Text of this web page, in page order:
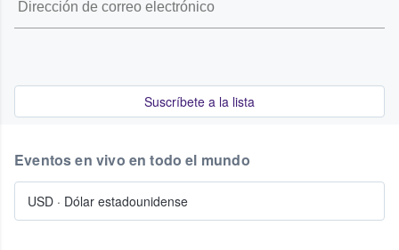
Suscríbete a la lista
Eventos en vivo en todo el mundo
USD · Dólar estadounidense